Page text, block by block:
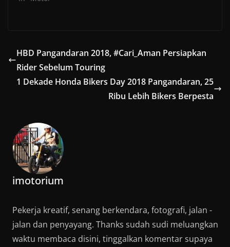
)
HBD Pangandaran 2018, #Cari_Aman Persiapkan
Rider Sebelum Touring
1 Dekade Honda Bikers Day 2018 Pangandaran, 25
Ribu Lebih Bikers Berpesta
imotorium
Pekerja kreatif, senang berkendara, fotografi, jalan -
jalan dan penyayang. Thanks sudah sudi meluangkan
waktu membaca disini, tinggalkan komentar supaya